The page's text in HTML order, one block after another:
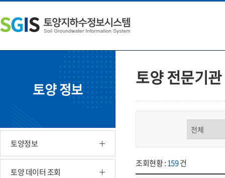
문
내
용
쪽
메
뉴
단
주
소
토양 정보
토양정보
토양 데이터 조회
토양 전문기관
조회현황 :159건